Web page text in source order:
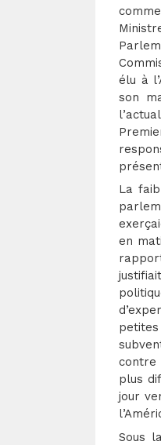
élu à
son
La
en
contre
plus
jour
Sous